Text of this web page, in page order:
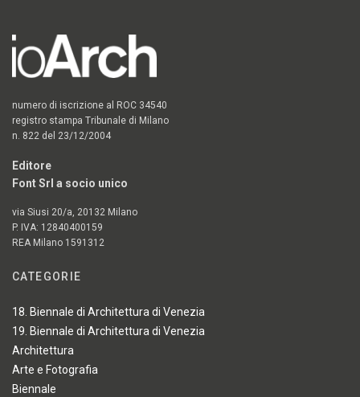
numero di iscrizione al ROC 34540
registro stampa Tribunale di Milano
n. 822 del 23/12/2004
Editore
Font Srl a socio unico
via Siusi 20/a, 20132 Milano
P. IVA: 12840400159
REA Milano 1591312
CATEGORIE
18. Biennale di Architettura di Venezia
19. Biennale di Architettura di Venezia
Architettura
Arte e Fotografia
Biennale